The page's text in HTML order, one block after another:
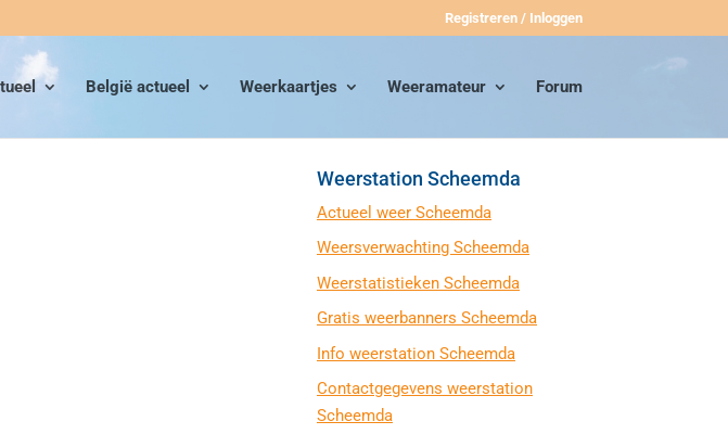
Registreren / Inloggen
België actueel Weerkaartjes Weeramateur Forum
Weerstation Scheemda
Actueel weer Scheemda
Weersverwachting Scheemda
Weerstatistieken Scheemda
Gratis weerbanners Scheemda
Info weerstation Scheemda
Contactgegevens weerstation
Scheemda